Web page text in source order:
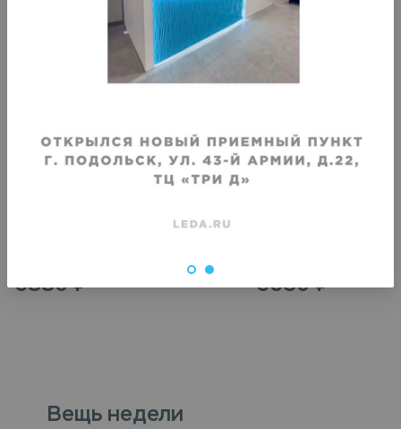
VIP
Химчистка длинной искусственной
6880 ₽ 6630 ₽
Вещь недели